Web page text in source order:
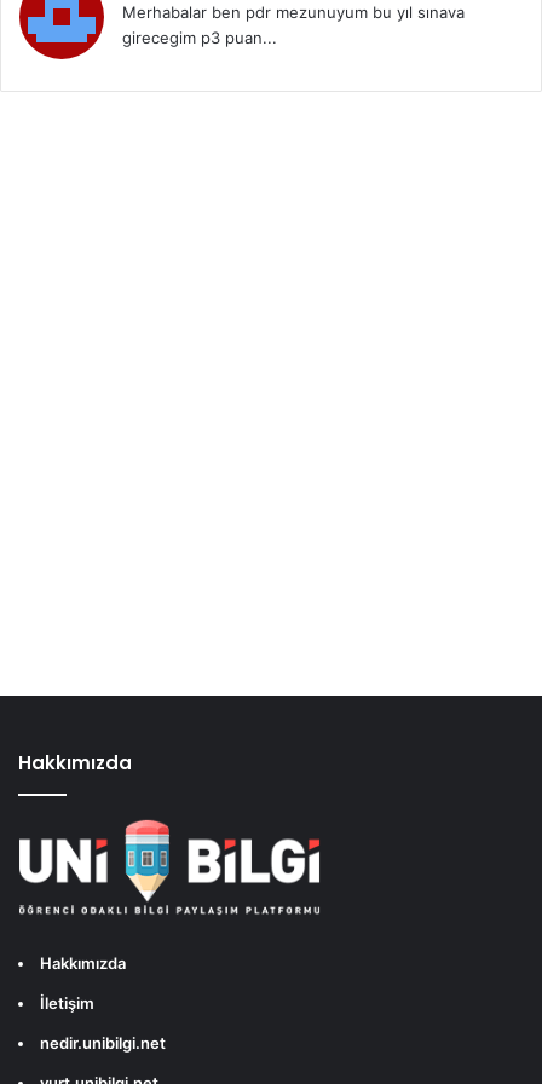
Merhabalar ben pdr mezunuyum bu yıl sınava
girecegim p3 puan...
Hakkımızda
Hakkımızda
İletişim
nedir.unibilgi.net